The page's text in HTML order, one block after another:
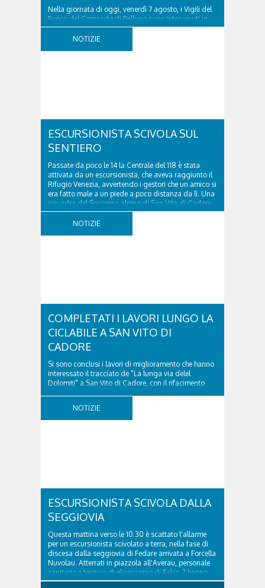
Nella giornata di oggi, venerdì 7 agosto, i Vigili del
Fuoco del Comando di Belluno sono intervenuti in
località Diassa, in Val d’Oten, nel comune di Calalzo
di Cadore, per liberare una strada rimasta bloccata
NOTIZIE
ESCURSIONISTA SCIVOLA SUL
SENTIERO
Passate da poco le 14 la Centrale del 118 è stata
attivata da un escursionista, che aveva raggiunto il
Rifugio Venezia, avvertendo i gestori che un amico si
era fatto male a un piede a poco distanza da lì. Una
squadra del Soccorso alpino di San Vito di Cadore
ha quindi raggiunto l'infortunato...
NOTIZIE
COMPLETATI I LAVORI LUNGO LA
CICLABILE A SAN VITO DI
CADORE
Si sono conclusi i lavori di miglioramento che hanno
interessato il tracciato de "La lunga via delel
Dolomiti" a San Vito di Cadore, con il rifacimento
appositi dissuasori in corrispondenza...
NOTIZIE
ESCURSIONISTA SCIVOLA DALLA
SEGGIOVIA
Questa mattina verso le 10.30 è scattato l'allarme
per un escursionista scivolato a terra, nella fase di
discesa dalla seggiovia di Fedare arrivata a Forcella
Nuvolau. Atterrati in piazzola all'Averau, personale
sanitario e tecnico di elisoccorso di Falco 2 hanno
raggiunto il 74enne di Teolo...